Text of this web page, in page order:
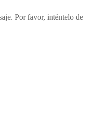
Por favor, inténtelo de